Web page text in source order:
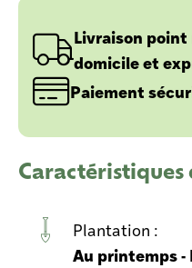
Livraison point
domicile et
Paiement
Caractéristiques
Plantation :
Au printemps -